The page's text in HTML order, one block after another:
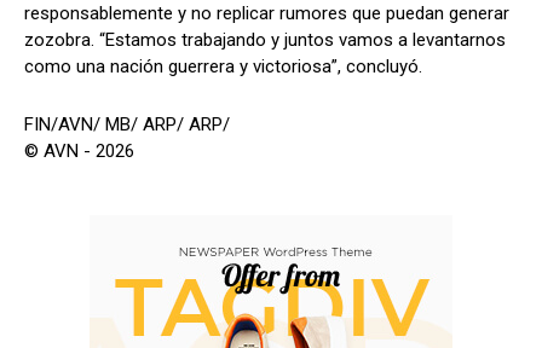
responsablemente y no replicar rumores que puedan generar
zozobra. “Estamos trabajando y juntos vamos a levantarnos
como una nación guerrera y victoriosa”, concluyó.
FIN/AVN/ MB/ ARP/ ARP/
© AVN - 2026